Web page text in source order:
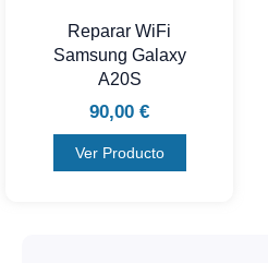
Reparar WiFi
Samsung Galaxy
A20S
90,00 €
Ver Producto